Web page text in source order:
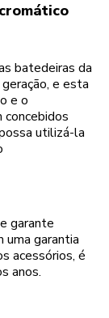
batedeiras da
e esta
e o
utilizá-la
garante
uma garantia
acessórios, é
anos.